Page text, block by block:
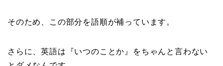
そのため、この部分を語順が補っています。
さらに、英語は『いつのことか』をちゃんと言わない